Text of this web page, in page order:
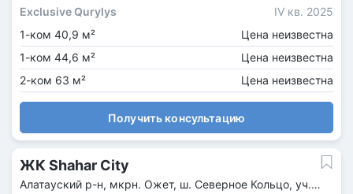
Exclusive Qurylys
IV кв. 2025
1-ком 40,9 м²
Цена неизвестна
1-ком 44,6 м²
Цена неизвестна
2-ком 63 м²
Цена неизвестна
Получить консультацию
ЖК Shahar City
Алатауский р-н, мкрн. Ожет, ш. Северное Кольцо, уч.